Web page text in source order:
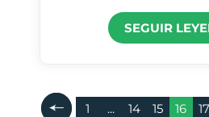
SEGUIR
Paginación
1 ... 14 15 16 17